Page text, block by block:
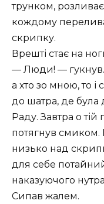
трунком,
кождому
скрипку.
Врешті стає на
— Люди! —
а хто зо мною, то
до шатра, де
Раду. Завтра о
потягнув смиком.
низько над
для себе
наказуючого
Сипав жалем.